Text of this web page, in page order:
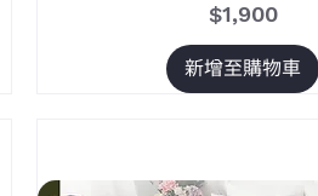
價格
$1,900
新增至購物車